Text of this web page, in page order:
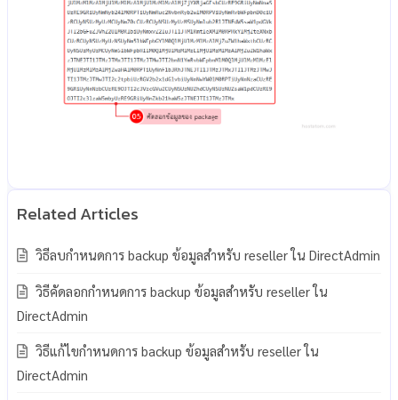
วิธีลบกำหนดการ backup ข้อมูลสำหรับ reseller ใน DirectAdmin
วิธีคัดลอกกำหนดการ backup ข้อมูลสำหรับ reseller ใน
DirectAdmin
วิธีแก้ไขกำหนดการ backup ข้อมูลสำหรับ reseller ใน
DirectAdmin